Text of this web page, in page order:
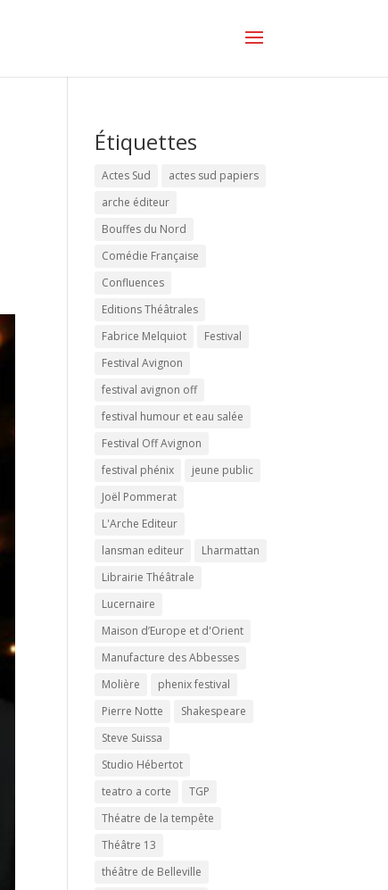
Étiquettes
Actes Sud
actes sud papiers
arche éditeur
Bouffes du Nord
Comédie Française
Confluences
Editions Théâtrales
Fabrice Melquiot
Festival
Festival Avignon
festival avignon off
festival humour et eau salée
Festival Off Avignon
festival phénix
jeune public
Joël Pommerat
L'Arche Editeur
lansman editeur
Lharmattan
Librairie Théâtrale
Lucernaire
Maison d’Europe et d'Orient
Manufacture des Abbesses
Molière
phenix festival
Pierre Notte
Shakespeare
Steve Suissa
Studio Hébertot
teatro a corte
TGP
Théatre de la tempête
Théâtre 13
théâtre de Belleville